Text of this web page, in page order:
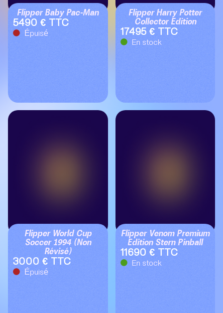
Flipper Baby Pac-Man
5490 € TTC
Épuisé
Flipper Harry Potter
Collector Edition
17495 € TTC
En stock
Flipper World Cup
Soccer 1994 (Non
Révisé)
3000 € TTC
Épuisé
Flipper Venom Premium
Edition Stern Pinball
11690 € TTC
En stock